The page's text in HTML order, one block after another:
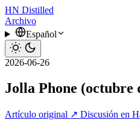
HN Distilled
Archivo
Español
2026-06-26
Jolla Phone (octubre
Artículo original ↗ Discusión en